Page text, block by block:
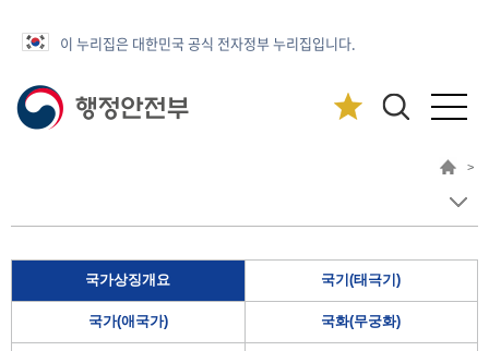
이 누리집은 대한민국 공식 전자정부 누리집입니다.
>
국가상징개요 국기(태극기)
국가(애국가) 국화(무궁화)